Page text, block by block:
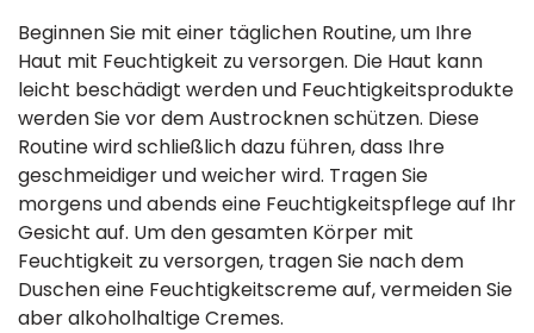
Beginnen Sie mit einer täglichen Routine, um Ihre
Haut mit Feuchtigkeit zu versorgen. Die Haut kann
leicht beschädigt werden und Feuchtigkeitsprodukte
werden Sie vor dem Austrocknen schützen. Diese
Routine wird schließlich dazu führen, dass Ihre
geschmeidiger und weicher wird. Tragen Sie
morgens und abends eine Feuchtigkeitspflege auf Ihr
Gesicht auf. Um den gesamten Körper mit
Feuchtigkeit zu versorgen, tragen Sie nach dem
Duschen eine Feuchtigkeitscreme auf, vermeiden Sie
aber alkoholhaltige Cremes.